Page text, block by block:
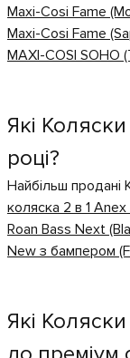
Maxi-Cosi Fame
Maxi-Cosi Fame
MAXI-COSI SOHO
Які
році?
Найбільш продані
коляска 2 в 1 Anex
Roan Bass Next
New з бампером
Які